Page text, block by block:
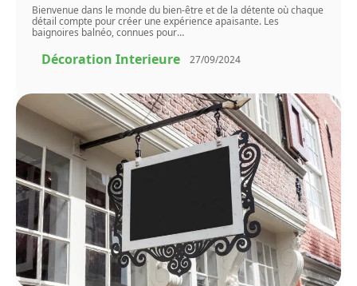
Bienvenue dans le monde du bien-être et de la détente où chaque
détail compte pour créer une expérience apaisante. Les
baignoires balnéo, connues pour…
Décoration Interieure 27/09/2024